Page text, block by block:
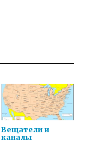
Вещатели и
каналы